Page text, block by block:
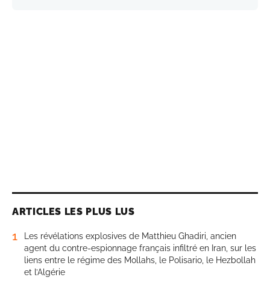
ARTICLES LES PLUS LUS
1
Les révélations explosives de Matthieu Ghadiri, ancien
agent du contre-espionnage français infiltré en Iran, sur les
liens entre le régime des Mollahs, le Polisario, le Hezbollah
et l’Algérie